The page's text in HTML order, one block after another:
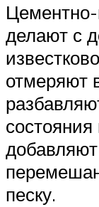
Цементно-
делают с
отмеряют
песку.